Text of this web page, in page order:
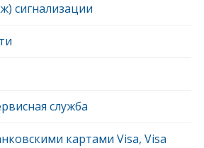
сигнализации
служба
картами Visa, Visa